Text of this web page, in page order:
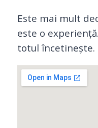
Este mai mult
este o
totul încetinește.